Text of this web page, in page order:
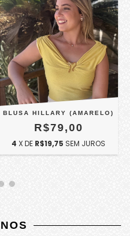
BLUSA HILLARY (AMARELO)
R$79,00
4 X DE R$19,75 SEM JUROS